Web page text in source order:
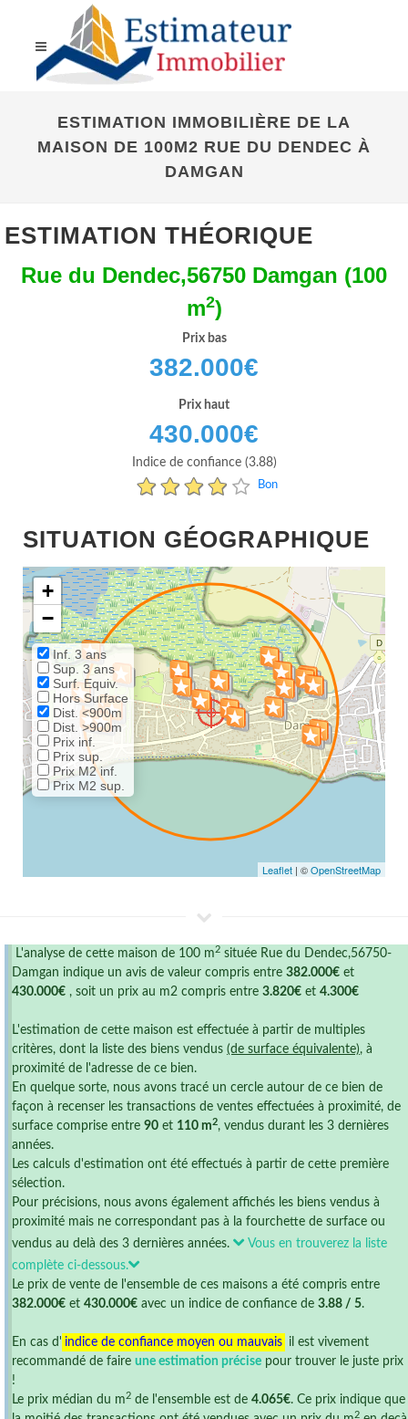
ESTIMATION IMMOBILIÈRE DE LA
MAISON DE 100M2 RUE DU DENDEC À
DAMGAN
ESTIMATION THÉORIQUE
Rue du Dendec,56750 Damgan (100
m2)
Prix bas
382.000€
Prix haut
430.000€
Indice de confiance (3.88)
Bon
SITUATION GÉOGRAPHIQUE
+
−
Inf. 3 ans
Sup. 3 ans
Surf. Equiv.
Hors Surface
Dist. <900m
Dist. >900m
Prix inf.
Prix sup.
Prix M2 inf.
Prix M2 sup.
Leaflet | ©OpenStreetMap
L'analyse de cette maison de 100 m 2 située Rue du Dendec,56750-
Damgan indique un avis de valeur compris entre 382.000€ et
430.000€ , soit un prix au m2 compris entre 3.820€ et 4.300€
L'estimation de cette maison est effectuée à partir de multiples
critères, dont la liste des biens vendus (de surface équivalente), à
proximité de l'adresse de ce bien.
En quelque sorte, nous avons tracé un cercle autour de ce bien de
façon à recenser les transactions de ventes effectuées à proximité, de
surface comprise entre 90 et 110 m2, vendus durant les 3 dernières
années.
Les calculs d'estimation ont été effectués à partir de cette première
sélection.
Pour précisions, nous avons également affichés les biens vendus à
proximité mais ne correspondant pas à la fourchette de surface ou
vendus au delà des 3 dernières années.
Vous en trouverez la liste
complète ci-dessous.
Le prix de vente de l'ensemble de ces maisons a été compris entre
382.000€ et 430.000€ avec un indice de confiance de 3.88 / 5.
En cas d' indice de confiance moyen ou mauvais il est vivement
recommandé de faire une estimation précise pour trouver le juste prix
!
Le prix médian du m 2 de l'ensemble est de 4.065€. Ce prix indique que
2